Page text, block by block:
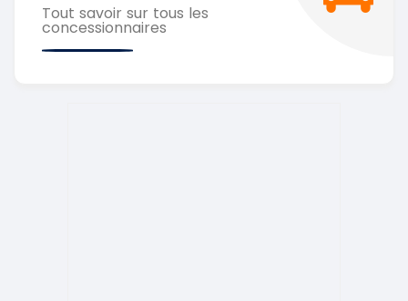
Tout savoir sur tous les
concessionnaires